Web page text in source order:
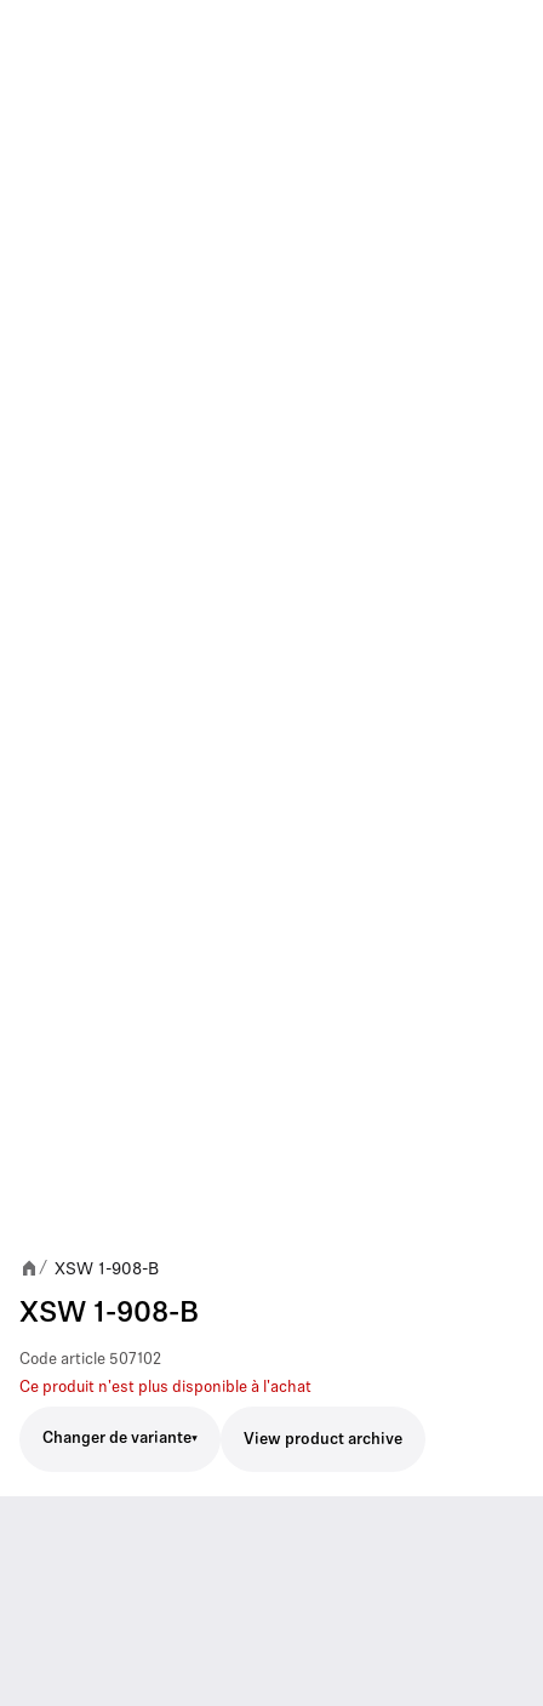
/ XSW 1-908-B
XSW 1-908-B
Code article 507102
Ce produit n'est plus disponible à l'achat
Changer de variante View product archive